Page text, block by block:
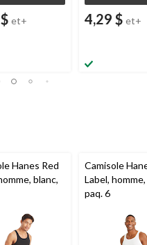
et+ 4,29 $ et+
Hanes Red
blanc,
Camisole
Label,
paq. 6